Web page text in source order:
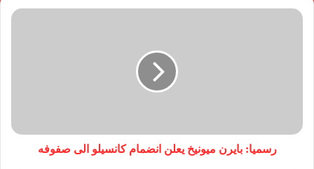
رسميا: بايرن ميونيخ يعلن انضمام كانسيلو الى صفوفه